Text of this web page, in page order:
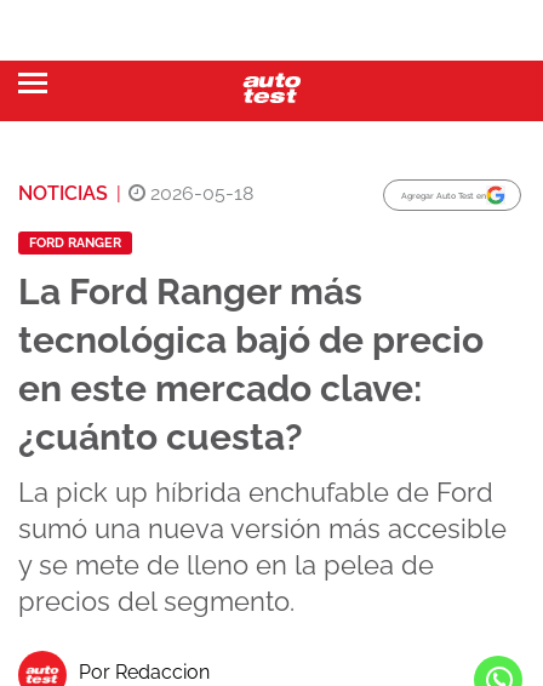
NOTICIAS | 2026-05-18 Agregar Auto Test en
FORD RANGER
La Ford Ranger más
tecnológica bajó de precio
en este mercado clave:
¿cuánto cuesta?
La pick up híbrida enchufable de Ford
sumó una nueva versión más accesible
y se mete de lleno en la pelea de
precios del segmento.
Por Redaccion